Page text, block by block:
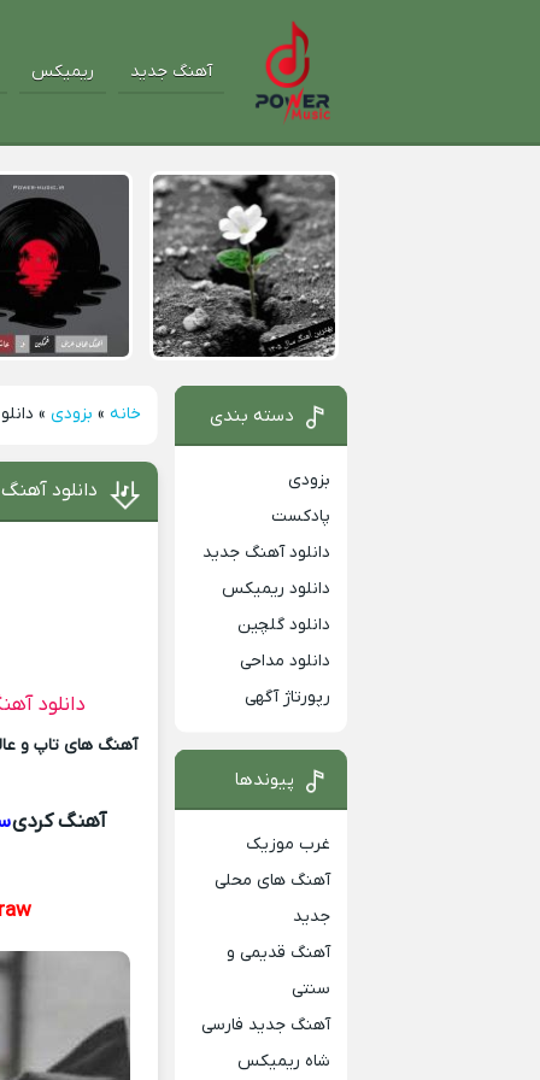
آهنگ جدید ریمیکس
خانه » بزودی »
دانلود
دانلود
آهنگ های تاپ و
آهنگ کردی
دسته بندی
بزودی
پادکست
دانلود آهنگ جدید
دانلود ریمیکس
دانلود گلچین
دانلود مداحی
رپورتاژ آگهی
پیوندها
غرب موزیک
آهنگ های محلی
جدید
آهنگ قدیمی و
سنتی
آهنگ جدید فارسی
شاه ریمیکس